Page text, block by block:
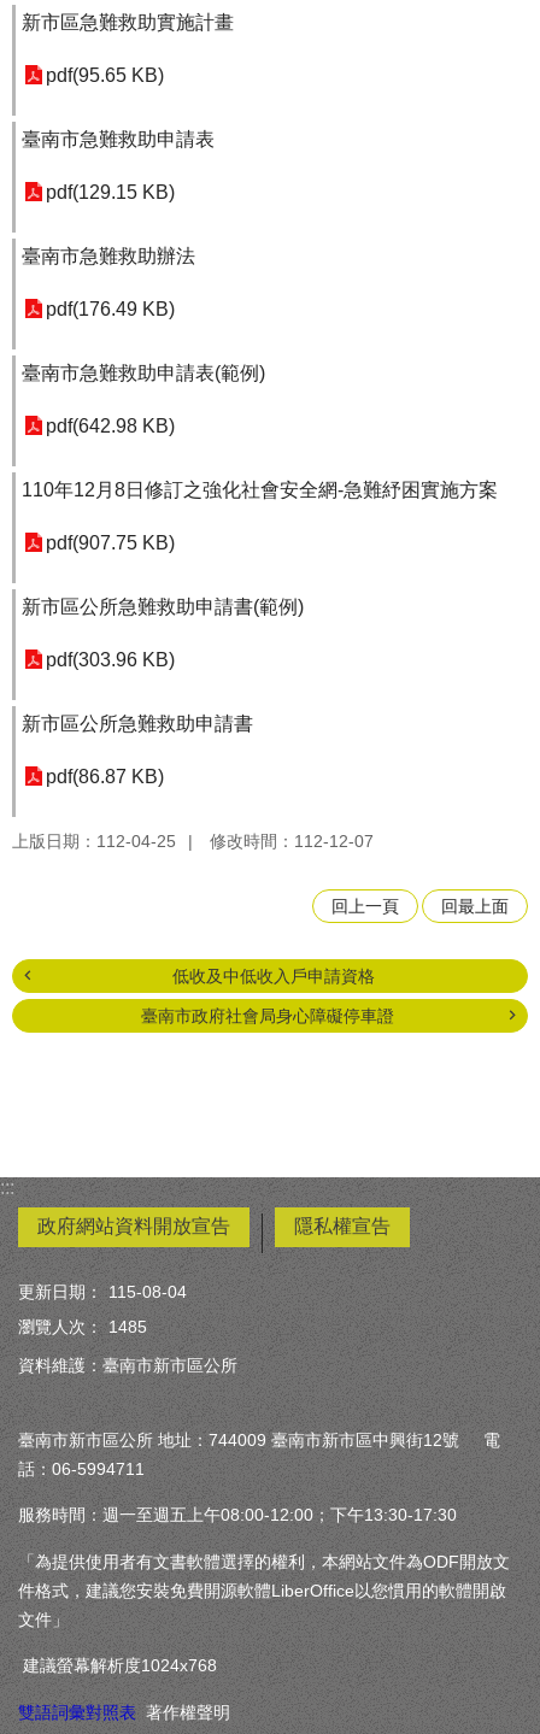
新市區急難救助實施計畫
pdf(95.65 KB)
臺南市急難救助申請表
pdf(129.15 KB)
臺南市急難救助辦法
pdf(176.49 KB)
臺南市急難救助申請表(範例)
pdf(642.98 KB)
110年12月8日修訂之強化社會安全網-急難紓困實施方案
pdf(907.75 KB)
新市區公所急難救助申請書(範例)
pdf(303.96 KB)
新市區公所急難救助申請書
pdf(86.87 KB)
上版日期：112-04-25 修改時間：112-12-07
回上一頁 回最上面
低收及中低收入戶申請資格
臺南市政府社會局身心障礙停車證
:::
政府網站資料開放宣告
隱私權宣告
更新日期：
115-08-04
瀏覽人次：
1485
資料維護：臺南市新市區公所
臺南市新市區公所 地址：744009 臺南市新市區中興街12號 電
話：06-5994711
服務時間：週一至週五上午08:00-12:00；下午13:30-17:30
「為提供使用者有文書軟體選擇的權利，本網站文件為ODF開放文
件格式，建議您安裝免費開源軟體LiberOffice以您慣用的軟體開啟
文件」
建議螢幕解析度1024x768
雙語詞彙對照表 著作權聲明